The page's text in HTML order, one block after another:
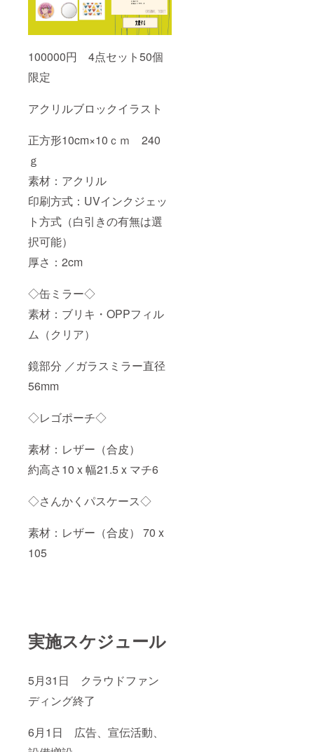
100000円 4点セット50個
限定
アクリルブロックイラスト
正方形10cm×10ｃｍ 240
ｇ
素材：アクリル
印刷方式：UVインクジェッ
ト方式（白引きの有無は選
択可能）
厚さ：2cm
◇缶ミラー◇
素材：ブリキ・OPPフィル
ム（クリア）
鏡部分 ／ガラスミラー直径
56mm
◇レゴポーチ◇
素材：レザー（合皮）
約高さ10 x 幅21.5 x マチ6
◇さんかくパスケース◇
素材：レザー（合皮） 70 x
105
実施スケジュール
5月31日 クラウドファン
ディング終了
6月1日 広告、宣伝活動、